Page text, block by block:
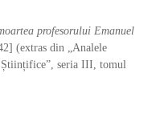
profesorului Emanuel
(extras din „Analele
seria III, tomul